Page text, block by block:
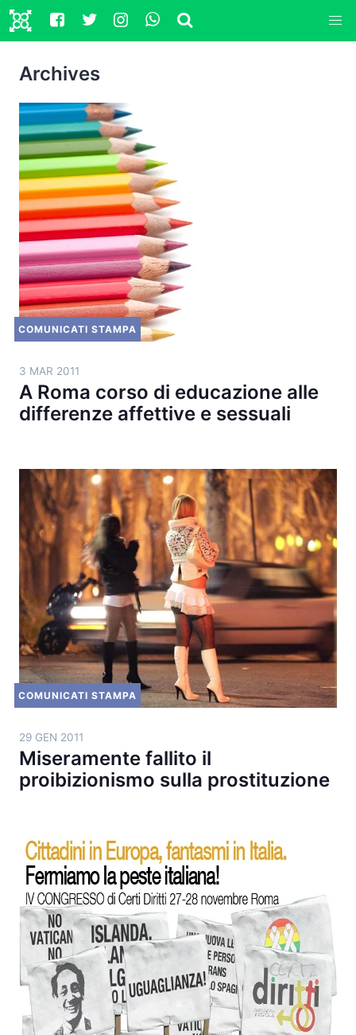
Archives
COMUNICATI STAMPA
3 MAR 2011
A Roma corso di educazione alle
differenze affettive e sessuali
COMUNICATI STAMPA
29 GEN 2011
Miseramente fallito il
proibizionismo sulla prostituzione